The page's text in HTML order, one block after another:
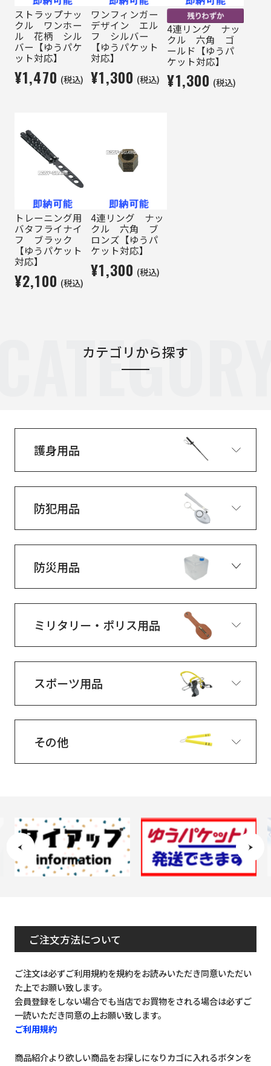
ストラップナッ
クル ワンホー
ル 花柄 シル
バー【ゆうパケ
ット対応】
¥1,470 (税込)
ワンフィンガー
デザイン エル
フ シルバー
【ゆうパケット
対応】
¥1,300 (税込)
4連リング ナッ
クル 六角 ゴ
ールド【ゆうパ
ケット対応】
¥1,300 (税込)
トレーニング用
バタフライナイ
フ ブラック
【ゆうパケット
対応】
¥2,100 (税込)
4連リング ナッ
クル 六角 ブ
ロンズ【ゆうパ
ケット対応】
¥1,300 (税込)
カテゴリから探す
護身用品
防犯用品
防災用品
ミリタリー・ポリス用品
スポーツ用品
その他
ご注文方法について
ご注文は必ずご利用規約を規約をお読みいただき同意いただい
た上でお願い致します。
会員登録をしない場合でも当店でお買物をされる場合は必ずご
一読いただき同意の上お願い致します。
ご利用規約
商品紹介より欲しい商品をお探しになりカゴに入れるボタンを